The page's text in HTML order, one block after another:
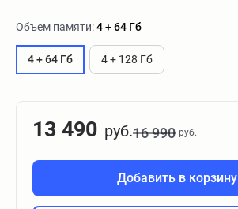
Объем памяти:4 + 64 Гб
4 + 64 Гб 4 + 128 Гб
13 490 руб.16 990 руб.
Добавить в корзину